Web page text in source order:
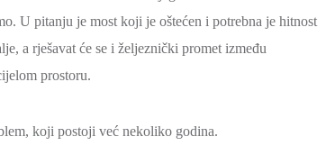
U pitanju je most koji je oštećen i potrebna je hitnost
a rješavat će se i željeznički promet između
prostoru.
koji postoji već nekoliko godina.